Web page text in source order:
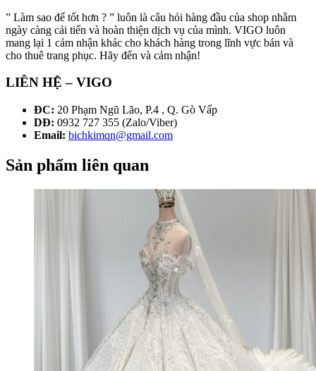
” Làm sao để tốt hơn ? ” luôn là câu hỏi hàng đầu của shop nhằm
ngày càng cải tiến và hoàn thiện dịch vụ của mình. VIGO luôn
mang lại 1 cảm nhận khác cho khách hàng trong lĩnh vực bán và
cho thuê trang phục. Hãy đến và cảm nhận!
LIÊN HỆ – VIGO
ĐC: 20 Phạm Ngũ Lão, P.4 , Q. Gò Vấp
DĐ: 0932 727 355 (Zalo/Viber)
Email: bichkimqn@gmail.com
Sản phẩm liên quan